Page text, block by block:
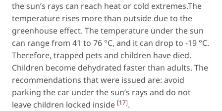
the sun’s rays can reach heat or cold extremes.The
temperature rises more than outside due to the
greenhouse effect. The temperature under the sun
can range from 41 to 76 °C, and it can drop to -19 °C.
Therefore, trapped pets and children have died.
Children become dehydrated faster than adults. The
recommendations that were issued are: avoid
parking the car under the sun’s rays and do not
leave children locked inside [17].